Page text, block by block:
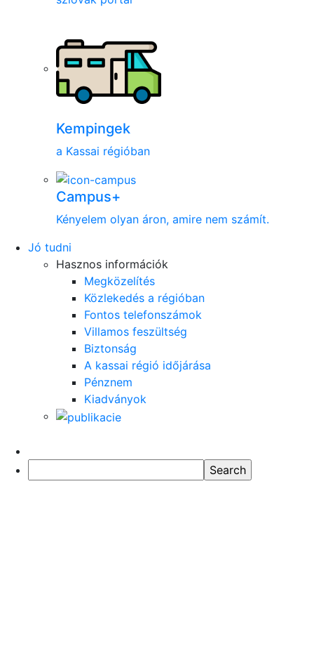
Kempingek
a Kassai régióban
Campus+
Kényelem olyan áron, amire nem számít.
Jó tudni
Hasznos információk
Megközelítés
Közlekedés a régióban
Fontos telefonszámok
Villamos feszültség
Biztonság
A kassai régió időjárása
Pénznem
Kiadványok